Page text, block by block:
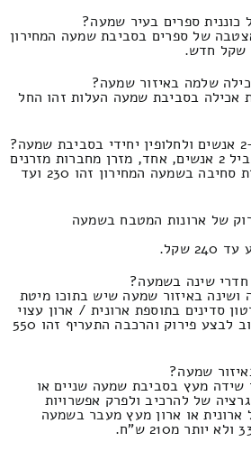
ספרים בעיר שמעה?
של ספרים בסביבת שמעה המחירון
שלמה באיזור שמעה?
אכילה בסביבת שמעה העלות זהו החל
מחיר שינוע של מזרן בשביל 2 אנשים, אחד, מזרן מחברות מזרנים
שונות בסינתזה של עבודת סחיבה בשמעה המחירון זהו 230 ועד
של ארונות המטבח בשמעה
שינה בשמעה?
ושינה באיזור שמעה שיש בתוכו מיטת
סדינים בתוספת ארונית / ארון עצוי
עץ בתוספת שידות בשילוב לבצע פירוק והרכבה התעריף זהו 550
שמעה?
שידה מעץ בסביבת שמעה שניים או
של להרכיב ולפרק אפשרויות
ארונית או ארון מעץ מעבר בשמעה